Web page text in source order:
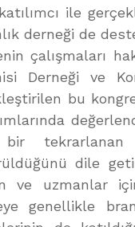
ile
derneği de
çalışmaları
Derneği ve
bu
bir tekrarlanan
dile
ve uzmanlar
genellikle